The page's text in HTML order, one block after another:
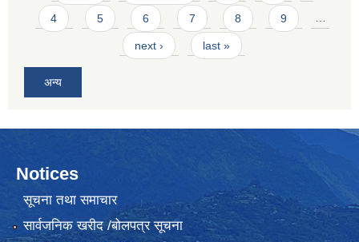
4 5 6 7 8 9 …
next › last »
अन्य
Notices
सूचना तथा समाचार
सार्वजनिक खरीद /बोलपत्र सूचना